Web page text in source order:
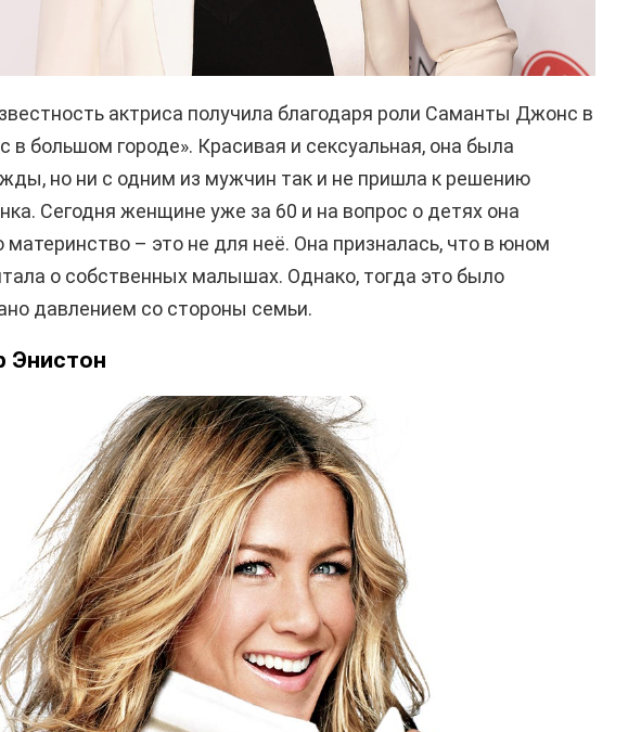
актриса получила благодаря роли Саманты Джонс в
в большом городе». Красивая и сексуальная, она была
но ни с одним из мужчин так и не пришла к решению
Сегодня женщине уже за 60 и на вопрос о детях она
материнство – это не для неё. Она призналась, что в юном
о собственных малышах. Однако, тогда это было
давлением со стороны семьи.
Энистон